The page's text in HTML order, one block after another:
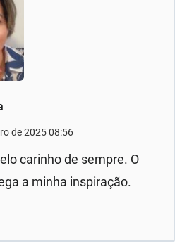
de 2025 08:56
carinho de sempre. O
a minha inspiração.